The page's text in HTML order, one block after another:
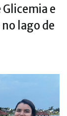
e
lago de